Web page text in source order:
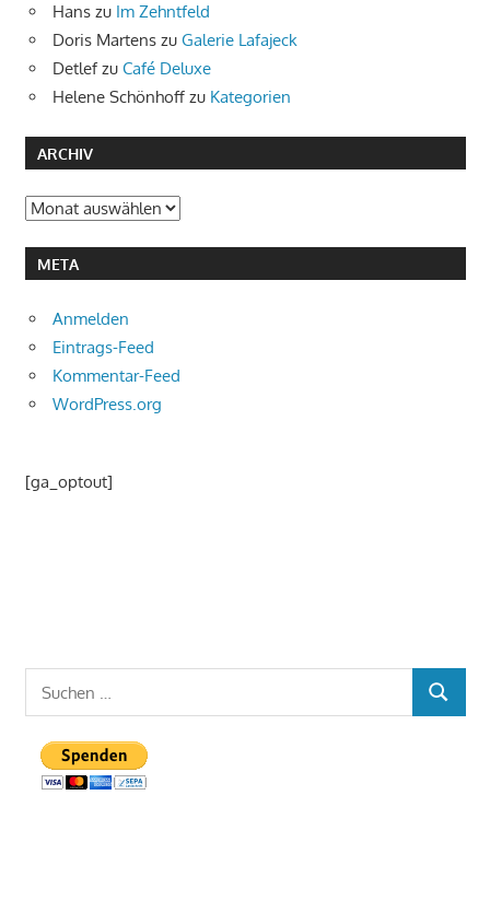
Hans zu Im Zehntfeld
Doris Martens zu Galerie Lafajeck
Detlefzu Café Deluxe
Helene Schönhoff zu Kategorien
ARCHIV
Archiv
META
Anmelden
Eintrags-Feed
Kommentar-Feed
WordPress.org
[ga_optout]
SUCHEN